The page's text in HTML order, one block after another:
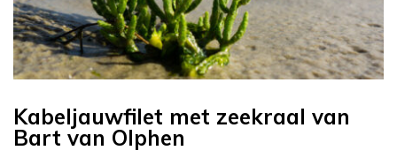
Kabeljauwfilet met zeekraal van
Bart van Olphen